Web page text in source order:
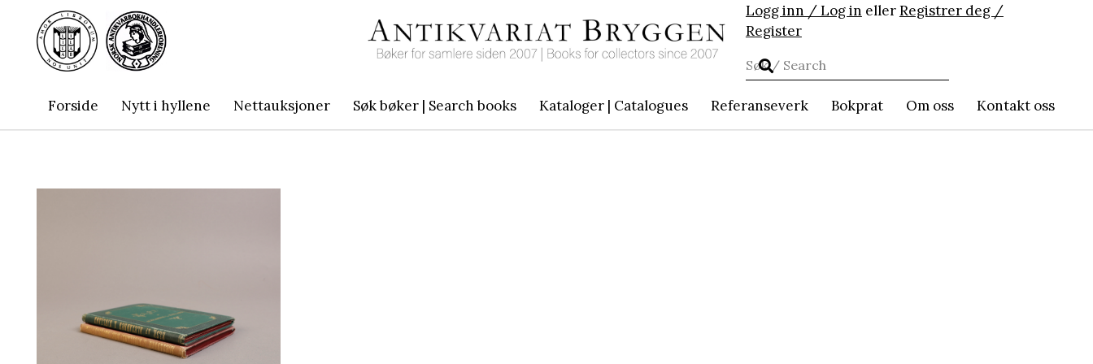
Logg inn / Log in ellerRegistrer deg /
Register
Forside Nytt i hyllene Nettauksjoner Søk bøker | Search books Kataloger | Catalogues Referanseverk Bokprat Om oss Kontakt oss